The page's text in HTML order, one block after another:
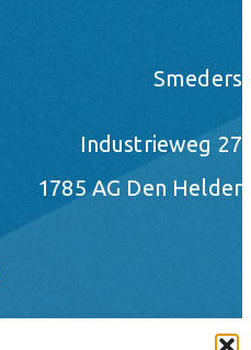
Smeders
Industrieweg 27
1785 AG Den Helder